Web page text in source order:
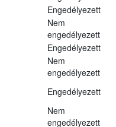
Engedélyezett
Nem
engedélyezett
Engedélyezett
Nem
engedélyezett
Engedélyezett
Nem
engedélyezett